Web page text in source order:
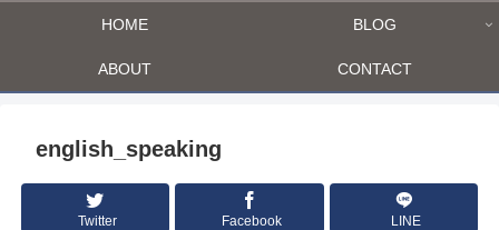
HOME BLOG
ABOUT CONTACT
english_speaking
Twitter Facebook LINE